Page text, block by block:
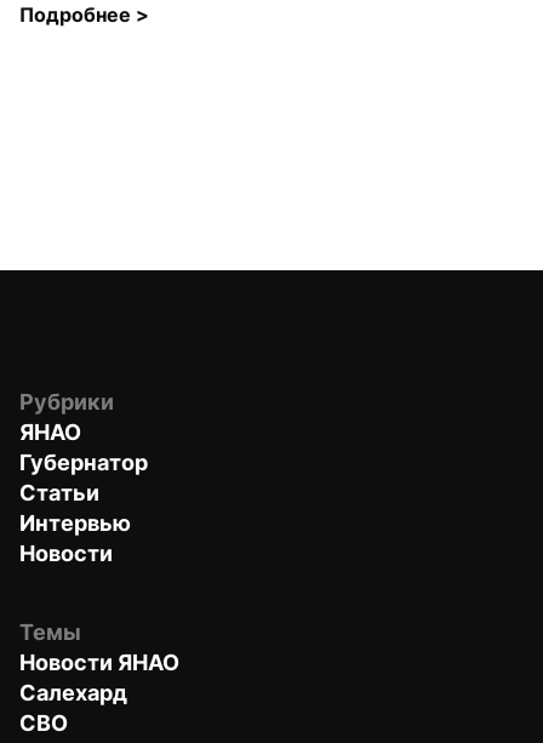
Подробнее >
Рубрики
ЯНАО
Губернатор
Статьи
Интервью
Новости
Темы
Новости ЯНАО
Салехард
СВО